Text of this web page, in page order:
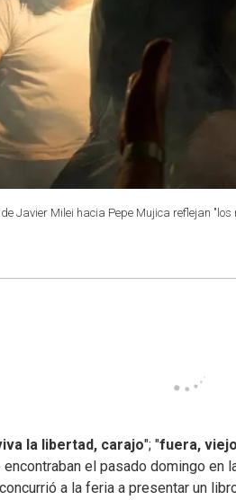
Javier Milei hacia Pepe Mujica reflejan
la libertad, carajo"; "fuera, viejo
el pasado domingo en
a la feria a presentar un